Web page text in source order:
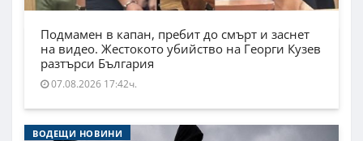
Подмамен в капан, пребит до смърт и заснет
на видео. Жестокото убийство на Георги Кузев
разтърси България
07.08.2026 17:42ч.
ВОДЕЩИ НОВИНИ